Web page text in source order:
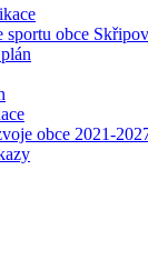
sportu obce
obce 2021-